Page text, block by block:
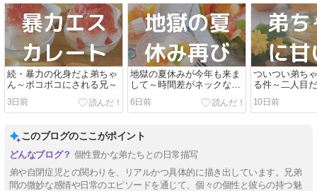
続・暴力の化身だよ弟ちゃ
ん～ボコボコにされる兄～
3日前
地獄の夏休みが今年も来ま
して～時間差がネックな件
6日前
ついつい弟ち
る件～二人目
なのか～
10日前
このブログのここがポイント
個性豊かな弟たちとの日常描写
弟や自閉症児との関わりを、リアルかつ具体的に描き出しています。兄弟
間の微妙な感情や日常のエピソードを通じて、個々の個性と彼らの持つ魅